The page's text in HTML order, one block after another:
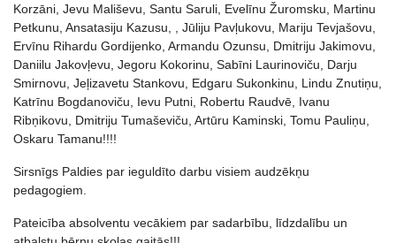
Korzāni, Jevu Mališevu, Santu Saruli, Evelīnu Žuromsku, Martinu
Petkunu, Ansatasiju Kazusu, , Jūliju Pavļukovu, Mariju Tevjašovu,
Ervīnu Rihardu Gordijenko, Armandu Ozunsu, Dmitriju Jakimovu,
Daniilu Jakovļevu, Jegoru Kokorinu, Sabīni Laurinoviču, Darju
Smirnovu, Jeļizavetu Stankovu, Edgaru Sukonkinu, Lindu Znutiņu,
Katrīnu Bogdanoviču, Ievu Putni, Robertu Raudvē, Ivanu
Ribņikovu, Dmitriju Tumaševiču, Artūru Kaminski, Tomu Pauliņu,
Oskaru Tamanu!!!!
Sirsnīgs Paldies par ieguldīto darbu visiem audzēkņu
pedagogiem.
Pateicība absolventu vecākiem par sadarbību, līdzdalību un